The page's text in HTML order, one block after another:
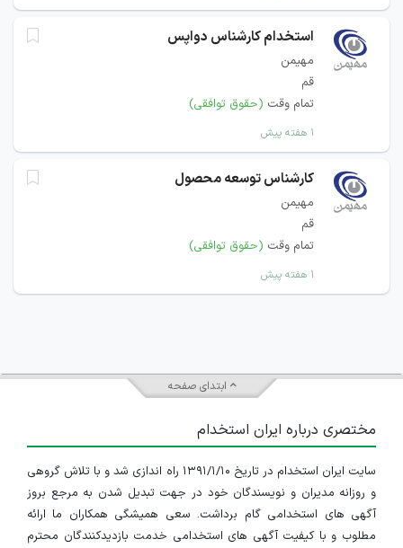
استخدام کارشناس دواپس
مهیمن
قم
تمام وقت (حقوق توافقی)
۱ هفته پیش
کارشناس توسعه محصول
مهیمن
قم
تمام وقت (حقوق توافقی)
۱ هفته پیش
ابتدای صفحه
مختصری درباره ایران استخدام
سایت ایران استخدام در تاریخ ۱۳۹۱/۱/۱۰ راه اندازی شد و با تلاش گروهی
و روزانه مدیران و نویسندگان خود در جهت تبدیل شدن به مرجع بروز
آگهی های استخدامی گام برداشت. سعی همیشگی همکاران ما ارائه
مطلوب و با کیفیت آگهی های استخدامی خدمت بازدیدکنندگان محترم